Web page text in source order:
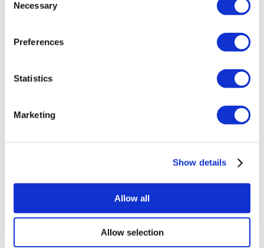
Selection
Necessary
Preferences
Statistics
Marketing
Show details
Allow all
Allow selection